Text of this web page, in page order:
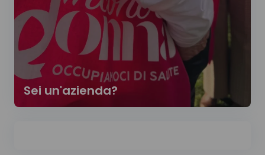
Sei un'azienda?